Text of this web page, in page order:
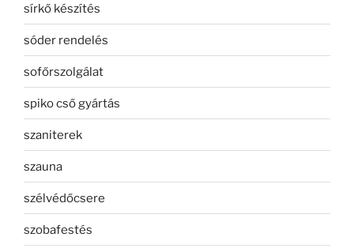
sírkő készítés
sóder rendelés
sofőrszolgálat
spiko cső gyártás
szaniterek
szauna
szélvédőcsere
szobafestés